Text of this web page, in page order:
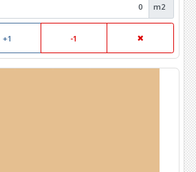
m2
+1 -1